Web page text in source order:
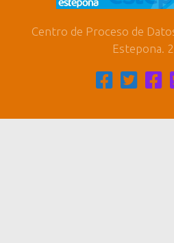
Centro de Proceso de
Estepona.